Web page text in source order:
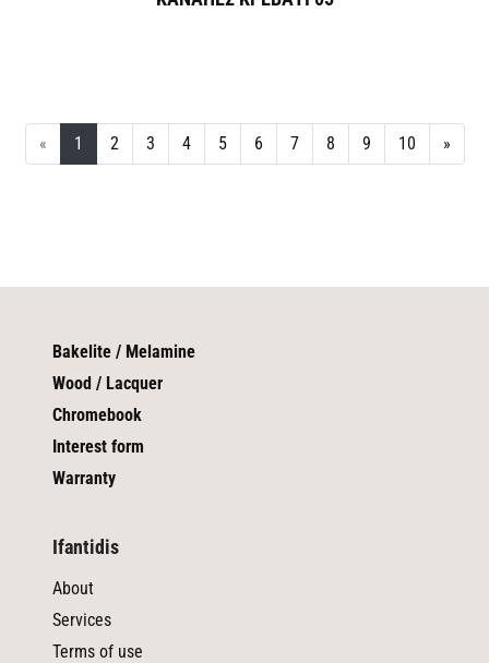
« 1 2 3 4 5 6 7 8 9 10 »
Bakelite / Melamine
Wood / Lacquer
Chromebook
Interest form
Warranty
Ifantidis
About
Services
Terms of use